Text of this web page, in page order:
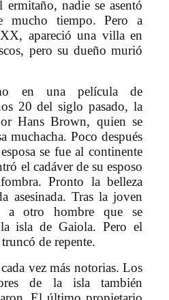
ermitaño, nadie se asentó
mucho tiempo. Pero a
apareció una villa en
pero su dueño murió
en una película de
20 del siglo pasado, la
Hans Brown, quien se
muchacha. Poco después
se fue al continente
el cadáver de su esposo
Pronto la belleza
asesinada. Tras la joven
a otro hombre que se
isla de Gaiola. Pero el
de repente.
vez más notorias. Los
de la isla también